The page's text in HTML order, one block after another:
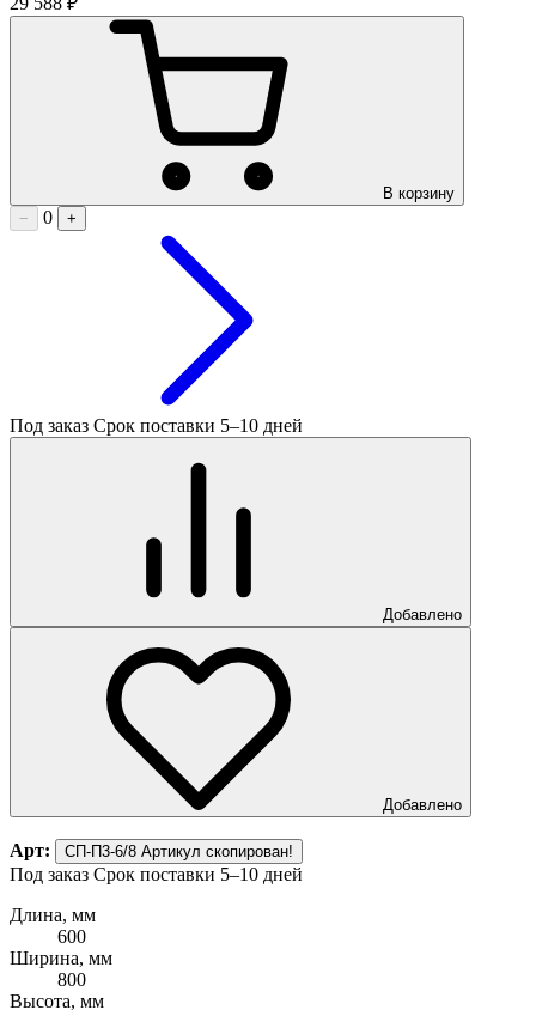
В корзину
−
0 +
Под заказ Срок поставки 5–10 дней
Добавлено
Добавлено
Арт: СП-П3-6/8 Артикул скопирован!
Под заказ Срок поставки 5–10 дней
Длина, мм
600
Ширина, мм
800
Высота, мм